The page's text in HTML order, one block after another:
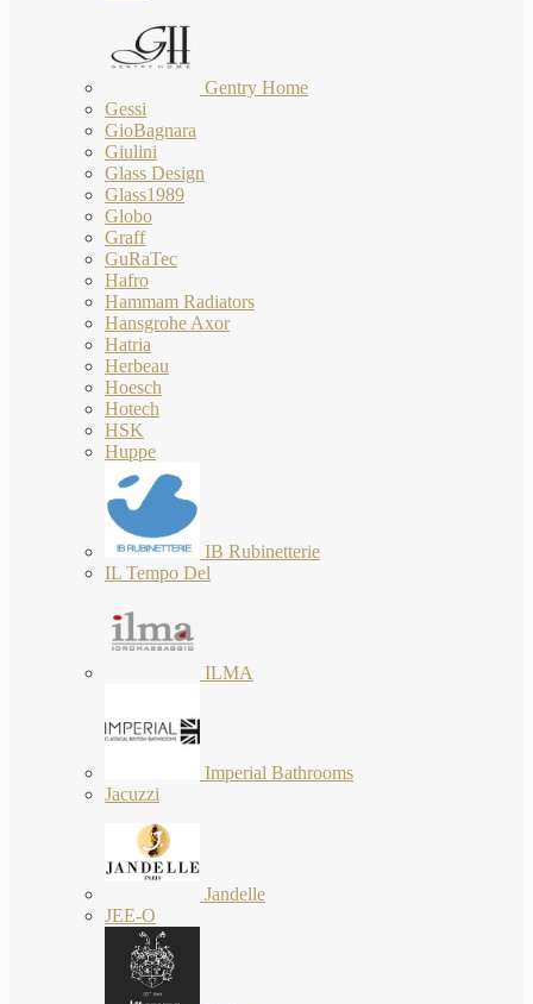
Gentry Home
Gessi
GioBagnara
Giulini
Glass Design
Glass1989
Globo
Graff
GuRaTec
Hafro
Hammam Radiators
Hansgrohe Axor
Hatria
Herbeau
Hoesch
Hotech
HSK
Huppe
IB Rubinetterie
IL Tempo Del
ILMA
Imperial Bathrooms
Jacuzzi
Jandelle
JEE-O